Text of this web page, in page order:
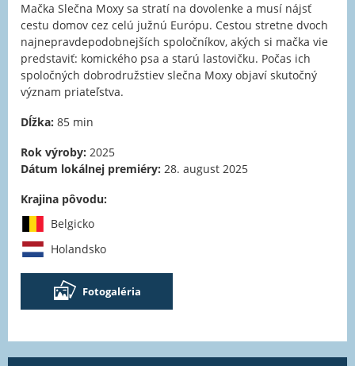
Mačka Slečna Moxy sa stratí na dovolenke a musí nájsť
cestu domov cez celú južnú Európu. Cestou stretne dvoch
najnepravdepodobnejších spoločníkov, akých si mačka vie
predstaviť: komického psa a starú lastovičku. Počas ich
spoločných dobrodružstiev slečna Moxy objaví skutočný
význam priateľstva.
Dĺžka: 85 min
Rok výroby: 2025
Dátum lokálnej premiéry: 28. august 2025
Krajina pôvodu:
Belgicko
Holandsko
Fotogaléria